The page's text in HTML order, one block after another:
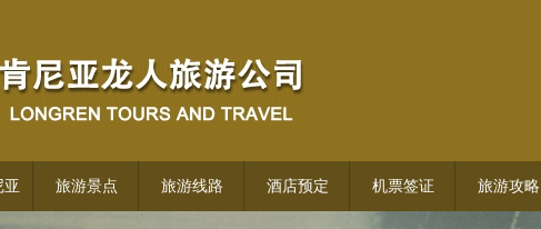
亚 旅游景点 旅游线路 酒店预定 机票签证 旅游攻略